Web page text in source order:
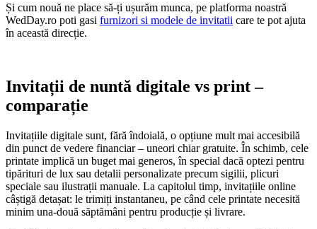
Și cum nouă ne place să-ți ușurăm munca, pe platforma noastră
WedDay.ro poti gasi furnizori si modele de invitatii care te pot ajuta
în această direcție.
Invitații de nuntă digitale vs print –
comparație
Invitațiile digitale sunt, fără îndoială, o opțiune mult mai accesibilă
din punct de vedere financiar – uneori chiar gratuite. În schimb, cele
printate implică un buget mai generos, în special dacă optezi pentru
tipărituri de lux sau detalii personalizate precum sigilii, plicuri
speciale sau ilustrații manuale. La capitolul timp, invitațiile online
câștigă detașat: le trimiți instantaneu, pe când cele printate necesită
minim una-două săptămâni pentru producție și livrare.